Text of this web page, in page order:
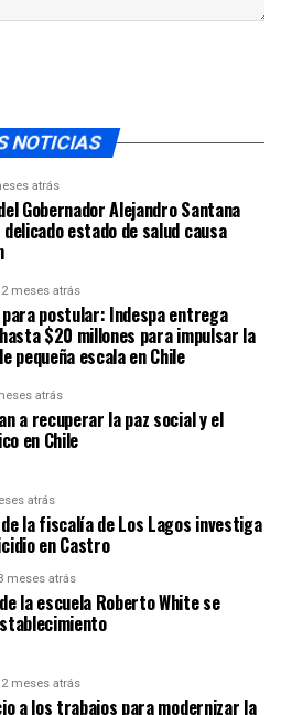
NOTICIAS
atrás
Gobernador Alejandro Santana
estado de salud causa
2 meses atrás
postular: Indespa entrega
$20 millones para impulsar la
pequeña escala en Chile
atrás
a recuperar la paz social y el
en Chile
atrás
de la fiscalía de Los Lagos investiga
en Castro
meses atrás
la escuela Roberto White se
2 meses atrás
a los trabajos para modernizar la